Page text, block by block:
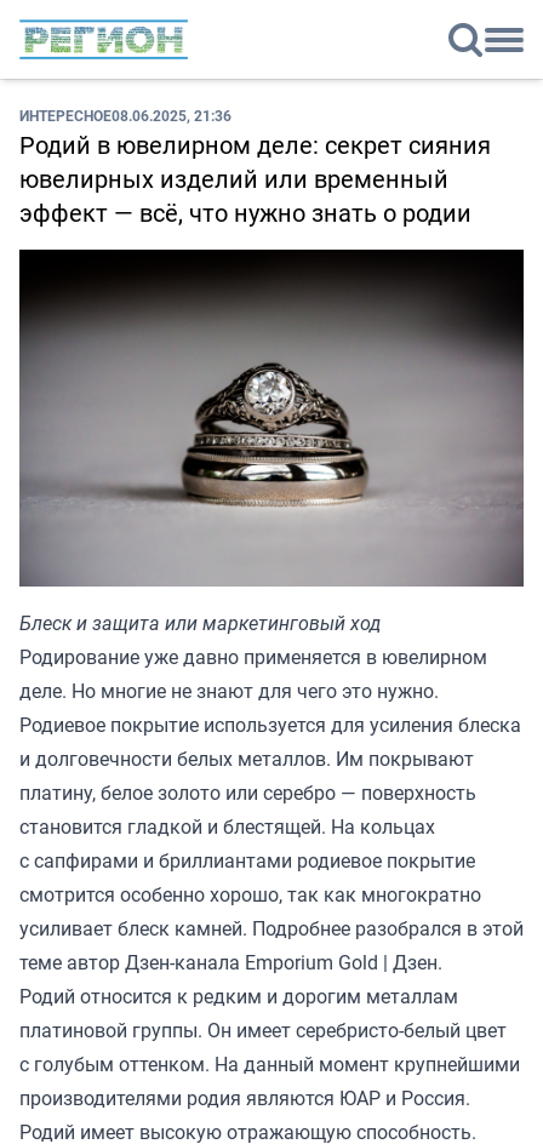
ИНТЕРЕСНОЕ08.06.2025, 21:36
Родий в ювелирном деле: секрет сияния
ювелирных изделий или временный
эффект — всё, что нужно знать о родии
Блеск и защита или маркетинговый ход
Родирование уже давно применяется в ювелирном
деле. Но многие не знают для чего это нужно.
Родиевое покрытие используется для усиления блеска
и долговечности белых металлов. Им покрывают
платину, белое золото или серебро — поверхность
становится гладкой и блестящей. На кольцах
с сапфирами и бриллиантами родиевое покрытие
смотрится особенно хорошо, так как многократно
усиливает блеск камней. Подробнее разобрался в этой
теме автор Дзен-канала Emporium Gold | Дзен.
Родий относится к редким и дорогим металлам
платиновой группы. Он имеет серебристо-белый цвет
с голубым оттенком. На данный момент крупнейшими
производителями родия являются ЮАР и Россия.
Родий имеет высокую отражающую способность.